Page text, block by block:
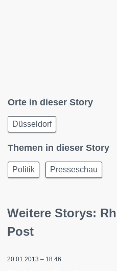
Orte in dieser Story
Düsseldorf
Themen in dieser Story
Politik Presseschau
Weitere Storys:
Post
20.01.2013 – 18:46